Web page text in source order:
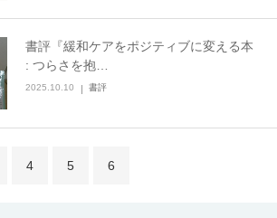
書評『緩和ケアをポジティブに変える本
: つらさを抱…
2025.10.10 書評
4 5 6